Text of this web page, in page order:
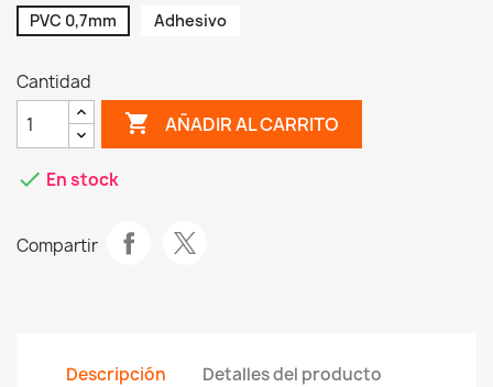
PVC 0,7mm Adhesivo
Cantidad
shopping_cart AÑADIR AL CARRITO
check En stock
Compartir
Descripción Detalles del producto